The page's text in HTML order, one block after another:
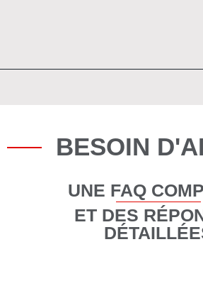
BESOIN
UNE FAQ
ET DES